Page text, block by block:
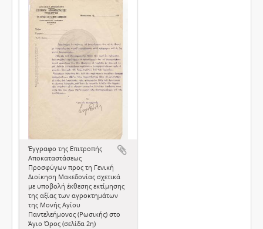
Έγγραφο της Επιτροπής
Αποκαταστάσεως
Προσφύγων προς τη Γενική
Διοίκηση Μακεδονίας σχετικά
με υποβολή έκθεσης εκτίμησης
της αξίας των αγροκτημάτων
της Μονής Αγίου
Παντελεήμονος (Ρωσικής) στο
Άγιο Όρος (σελίδα 2η)